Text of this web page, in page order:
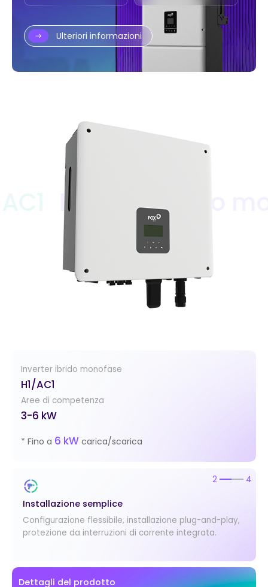
Ulteriori informazioni
Inverter ibrido monofase
H1/AC1
Aree di competenza
3-6 kW
* Fino a 6 kW carica/scarica
Installazione semplice
Configurazione flessibile, installazione plug-and-play,
protezione da interruzioni di corrente integrata.
2 4
Dettagli del prodotto
ibrido